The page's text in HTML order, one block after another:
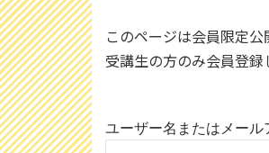
このページは会員限定公
受講生の方のみ会員登録
ユーザー名またはメール